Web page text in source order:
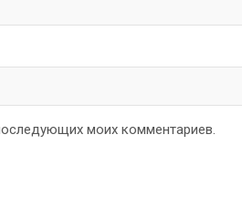
моих комментариев.